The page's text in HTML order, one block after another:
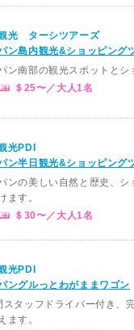
光 ターシツアーズ
ン島内観光&ショッピン
ン南部の観光スポットと
＄25〜／大人1名
光PDI
ン半日観光&ショッピン
ンの美しい自然と歴史、
ます。
＄30〜／大人1名
光PDI
ングルっとわがままワゴン
スタッフドライバー付き、
ます。